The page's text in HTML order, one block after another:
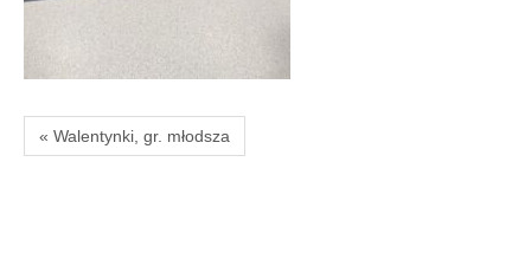
« Walentynki, gr. młodsza